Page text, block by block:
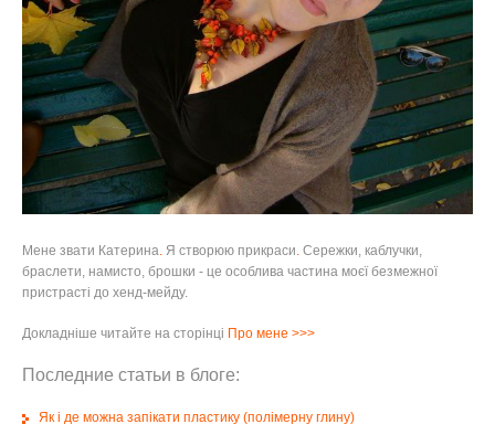
Мене звати Катерина.Я створюю прикраси.Сережки, каблучки,
браслети, намисто, брошки - це особлива частина моєї безмежної
пристрасті до хенд-мейду.
Докладніше читайте на сторінці Про мене >>>
Последние статьи в блоге:
Як і де можна запікати пластику (полімерну глину)